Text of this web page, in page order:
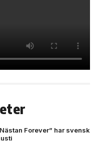
Forever” har svensk